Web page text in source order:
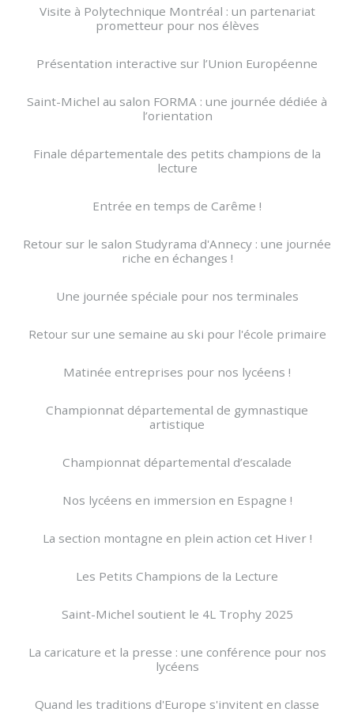
Visite à Polytechnique Montréal : un partenariat
prometteur pour nos élèves
Présentation interactive sur l’Union Européenne
Saint-Michel au salon FORMA : une journée dédiée à
l’orientation
Finale départementale des petits champions de la
lecture
Entrée en temps de Carême !
Retour sur le salon Studyrama d'Annecy : une journée
riche en échanges !
Une journée spéciale pour nos terminales
Retour sur une semaine au ski pour l'école primaire
Matinée entreprises pour nos lycéens !
Championnat départemental de gymnastique
artistique
Championnat départemental d’escalade
Nos lycéens en immersion en Espagne !
La section montagne en plein action cet Hiver !
Les Petits Champions de la Lecture
Saint-Michel soutient le 4L Trophy 2025
La caricature et la presse : une conférence pour nos
lycéens
Quand les traditions d'Europe s'invitent en classe